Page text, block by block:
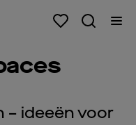
– ideeën voor